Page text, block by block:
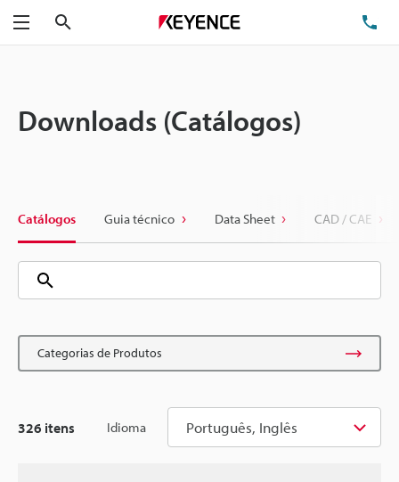
Menu
Downloads (Catálogos)
Catálogos Guia técnico Data Sheet CAD / CAE
Categorias de Produtos
Idioma Português, Inglês
326 itens